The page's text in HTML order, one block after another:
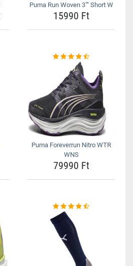
Puma Run Woven 3"" Short W
15990 Ft
Puma Foreverrun Nitro WTR
WNS
79990 Ft